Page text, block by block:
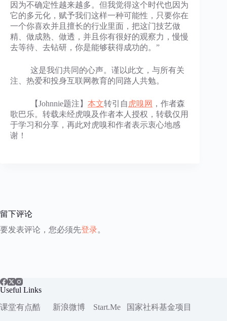
因为不确定性越来越多。但我觉得这个时代也因为
它的多元化，赋予我们这样一种可能性，只要你在
一个你喜欢并且擅长的行业里面，把这门技艺做
精、做成熟、做透，并且你有很好的观察力，慢慢
去等待、去钻研，你是能够获得成功的。”
这是我们共同的心声。谨以此文，与所有关
注、热爱和投身互联网教育的同路人共勉。
【Johnnie题注】 本文转引自 虎嗅网 ，作者森
歌巴乐。转载未经虎嗅及作者本人授权，转载仅用
于学习和分享，再此对虎嗅和作者表示衷心地感
谢！
留下评论
要发表评论，您必须先登录。
Useful Links
课堂有点酷
新浪微博 Start.Me 国家社科基金项目